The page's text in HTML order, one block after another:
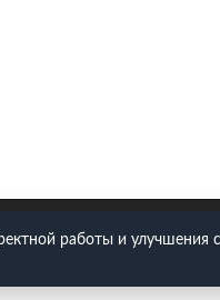
Телефон: 8(495)109-42-46
работы и улучшения